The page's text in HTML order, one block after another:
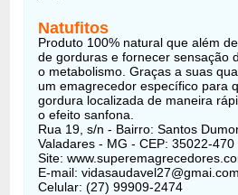
Natufitos
Produto 100% natural que além
de gorduras e fornecer sensação
o metabolismo. Graças a suas
um emagrecedor específico para
gordura localizada de maneira
o efeito sanfona.
Rua 19, s/n - Bairro: Santos
Valadares - MG - CEP: 35022-470
Site:
E-mail: vidasaudavel27@gmai.com
Celular: (27) 99909-2474